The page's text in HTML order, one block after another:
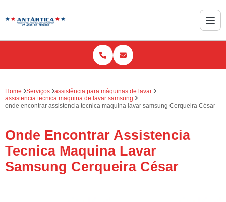
Home Serviços
assistência para máquinas de lavar
assistencia tecnica maquina de lavar samsung
onde encontrar assistencia tecnica maquina lavar samsung Cerqueira César
Onde Encontrar Assistencia
Tecnica Maquina Lavar
Samsung Cerqueira César